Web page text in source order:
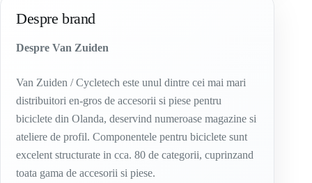
Despre brand
Despre Van Zuiden
Van Zuiden / Cycletech este unul dintre cei mai mari
distribuitori en-gros de accesorii si piese pentru
biciclete din Olanda, deservind numeroase magazine si
ateliere de profil. Componentele pentru biciclete sunt
excelent structurate in cca. 80 de categorii, cuprinzand
toata gama de accesorii si piese.